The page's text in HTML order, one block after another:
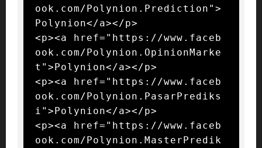
ook.com/Polynion.Prediction">
Polynion</a></p>
<p><a href="https://www.faceb
ook.com/Polynion.OpinionMarke
t">Polynion</a></p>
<p><a href="https://www.faceb
ook.com/Polynion.PasarPrediks
i">Polynion</a></p>
<p><a href="https://www.faceb
ook.com/Polynion.MasterPredik